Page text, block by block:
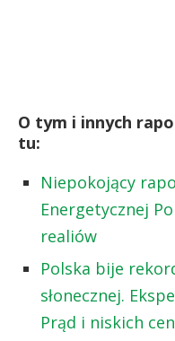
O tym i innych
tu:
Niepokojący
Energetycznej
realiów
Polska bije
słonecznej.
Prąd i niskich